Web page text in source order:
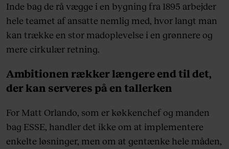
Inde bag de rå vægge i en bygning fra 1895 arbejder
hele teamet af ansatte nemlig med, hvor langt man
kan trække en stor madoplevelse i en grønnere og
mere cirkulær retning.
Ambitionen rækker længere end til det,
der kan serveres på en tallerken
For Matt Orlando, som er køkkenchef og manden
bag ESSE, handler det ikke om at implementere
enkelte løsninger, men om at gentænke hele måden,